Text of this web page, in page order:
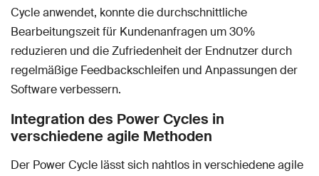
Cycle anwendet, konnte die durchschnittliche
Bearbeitungszeit für Kundenanfragen um 30%
reduzieren und die Zufriedenheit der Endnutzer durch
regelmäßige Feedbackschleifen und Anpassungen der
Software verbessern.
Integration des Power Cycles in
verschiedene agile Methoden
Der Power Cycle lässt sich nahtlos in verschiedene agile